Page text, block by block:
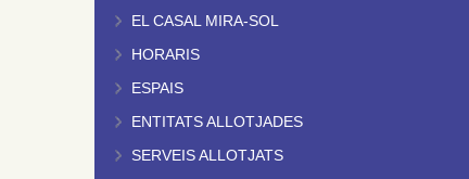
EL CASAL MIRA-SOL
HORARIS
ESPAIS
ENTITATS ALLOTJADES
SERVEIS ALLOTJATS